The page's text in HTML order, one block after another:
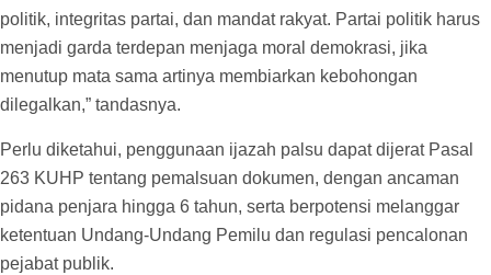
politik, integritas partai, dan mandat rakyat. Partai politik harus
menjadi garda terdepan menjaga moral demokrasi, jika
menutup mata sama artinya membiarkan kebohongan
dilegalkan,” tandasnya.
Perlu diketahui, penggunaan ijazah palsu dapat dijerat Pasal
263 KUHP tentang pemalsuan dokumen, dengan ancaman
pidana penjara hingga 6 tahun, serta berpotensi melanggar
ketentuan Undang-Undang Pemilu dan regulasi pencalonan
pejabat publik.